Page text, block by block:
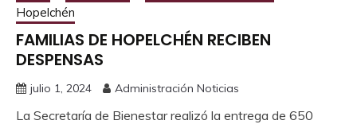
Hopelchén
FAMILIAS DE HOPELCHÉN RECIBEN
DESPENSAS
julio 1, 2024 Administración Noticias
La Secretaría de Bienestar realizó la entrega de 650